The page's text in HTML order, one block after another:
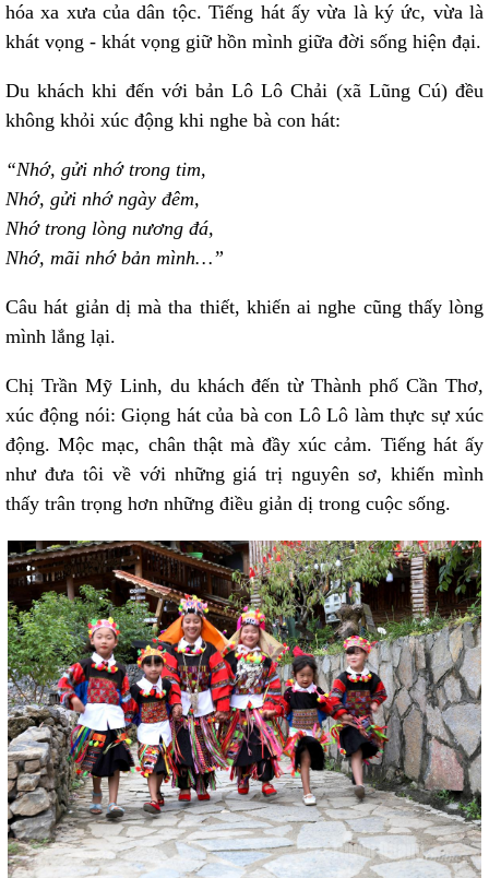
hóa xa xưa của dân tộc. Tiếng hát ấy vừa là ký ức, vừa là
khát vọng - khát vọng giữ hồn mình giữa đời sống hiện đại.
Du khách khi đến với bản Lô Lô Chải (xã Lũng Cú) đều
không khỏi xúc động khi nghe bà con hát:
“Nhớ, gửi nhớ trong tim,
Nhớ, gửi nhớ ngày đêm,
Nhớ trong lòng nương đá,
Nhớ, mãi nhớ bản mình…”
Câu hát giản dị mà tha thiết, khiến ai nghe cũng thấy lòng
mình lắng lại.
Chị Trần Mỹ Linh, du khách đến từ Thành phố Cần Thơ,
xúc động nói: Giọng hát của bà con Lô Lô làm thực sự xúc
động. Mộc mạc, chân thật mà đầy xúc cảm. Tiếng hát ấy
như đưa tôi về với những giá trị nguyên sơ, khiến mình
thấy trân trọng hơn những điều giản dị trong cuộc sống.